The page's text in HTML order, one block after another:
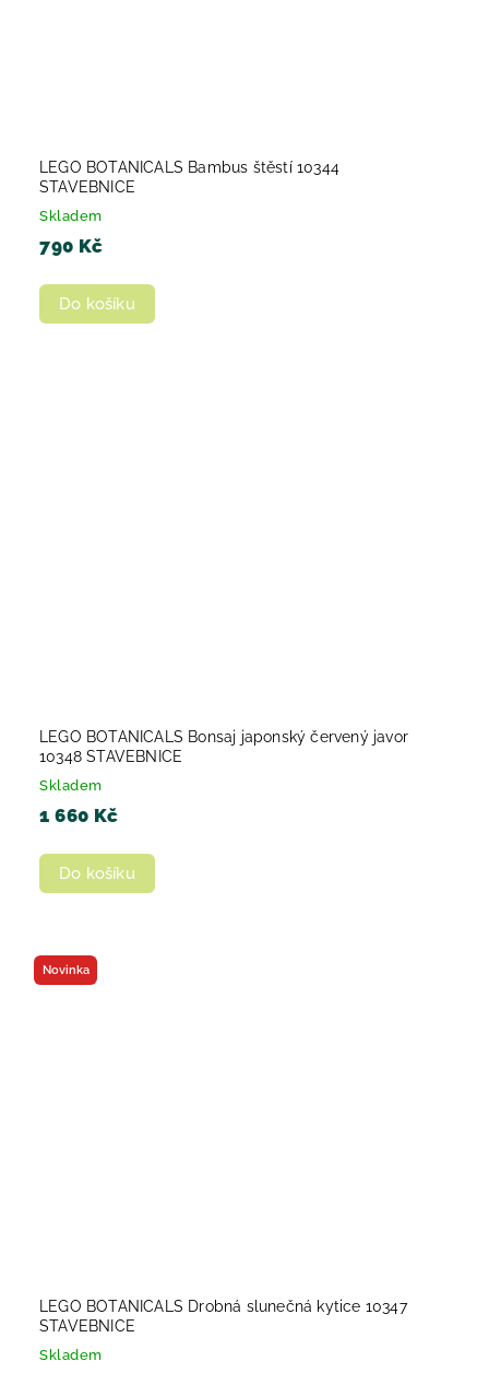
LEGO BOTANICALS Bambus štěstí 10344
STAVEBNICE
Skladem
790 Kč
Do košíku
LEGO BOTANICALS Bonsaj japonský červený javor
10348 STAVEBNICE
Skladem
1 660 Kč
Do košíku
Novinka
LEGO BOTANICALS Drobná slunečná kytice 10347
STAVEBNICE
Skladem